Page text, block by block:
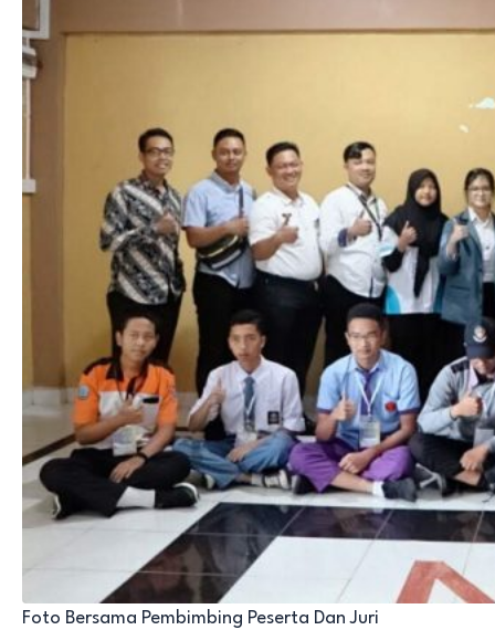
Foto Bersama Pembimbing Peserta Dan Juri